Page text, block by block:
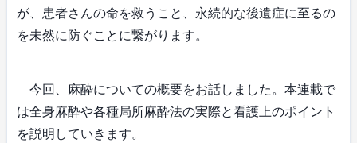
が、患者さんの命を救うこと、永続的な後遺症に至るの
を未然に防ぐことに繋がります。
今回、麻酔についての概要をお話しました。本連載で
は全身麻酔や各種局所麻酔法の実際と看護上のポイント
を説明していきます。